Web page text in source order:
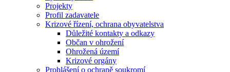
Projekty
Profil zadavatele
Krizové řízení, ochrana obyvatelstva
Důležité kontakty a odkazy
Občan v ohrožení
Ohrožená území
Krizové orgány
Prohlášení o ochraně soukromí